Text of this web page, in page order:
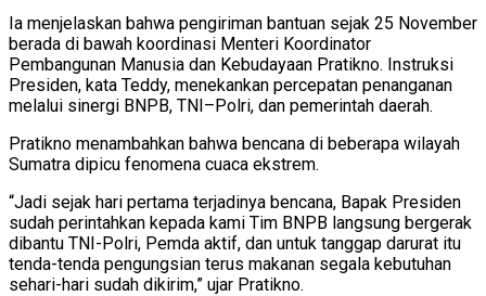
Ia menjelaskan bahwa pengiriman bantuan sejak 25 November
berada di bawah koordinasi Menteri Koordinator
Pembangunan Manusia dan Kebudayaan Pratikno. Instruksi
Presiden, kata Teddy, menekankan percepatan penanganan
melalui sinergi BNPB, TNI–Polri, dan pemerintah daerah.
Pratikno menambahkan bahwa bencana di beberapa wilayah
Sumatra dipicu fenomena cuaca ekstrem.
“Jadi sejak hari pertama terjadinya bencana, Bapak Presiden
sudah perintahkan kepada kami Tim BNPB langsung bergerak
dibantu TNI-Polri, Pemda aktif, dan untuk tanggap darurat itu
tenda-tenda pengungsian terus makanan segala kebutuhan
sehari-hari sudah dikirim,” ujar Pratikno.